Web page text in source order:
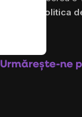
politica
Urmărește-ne